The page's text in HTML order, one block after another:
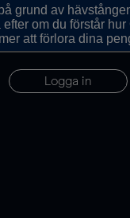
grund av
efter om du förstår
att förlora dina
Logga in